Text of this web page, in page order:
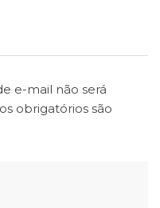
e-mail não será
obrigatórios são